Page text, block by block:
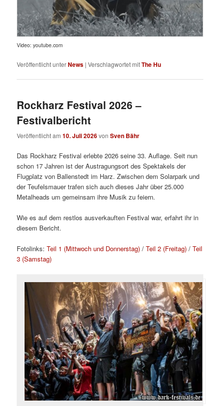
Video: youtube.com
Veröffentlicht unterNews |Verschlagwortet mitThe Hu
Rockharz Festival 2026 –
Festivalbericht
Veröffentlicht am10. Juli 2026vonSven Bähr
Das Rockharz Festival erlebte 2026 seine 33. Auflage. Seit nun
schon 17 Jahren ist der Austragungsort des Spektakels der
Flugplatz von Ballenstedt im Harz. Zwischen dem Solarpark und
der Teufelsmauer trafen sich auch dieses Jahr über 25.000
Metalheads um gemeinsam ihre Musik zu feiern.
Wie es auf dem restlos ausverkauften Festival war, erfahrt ihr in
diesem Bericht.
Fotolinks:Teil 1 (Mittwoch und Donnerstag) /Teil 2 (Freitag) /Teil
3 (Samstag)